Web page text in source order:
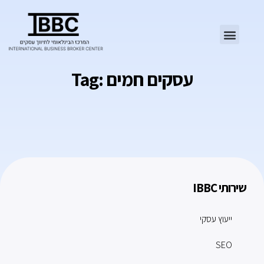
Tag: עסקים חמים
שירותי IBBC
ייעוץ עסקי
SEO